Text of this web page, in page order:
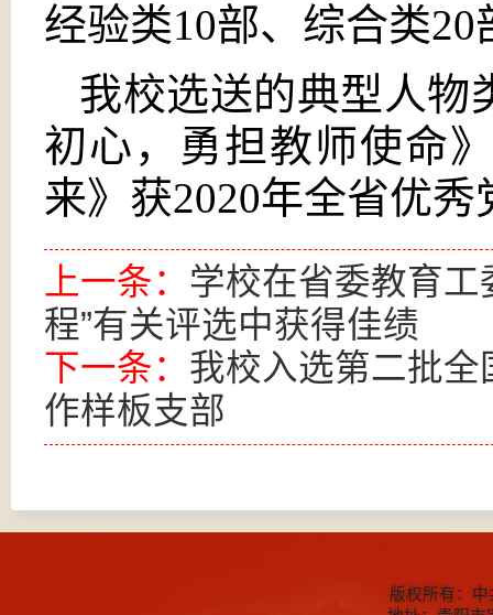
经验类10部、综合类20
我校选送的典型人
初心，勇担教师使命
来》获2020年全省优
上一条： 学校在省委教育工
程”有关评选中获得佳绩
下一条： 我校入选第二批
作样板支部
版权所有：